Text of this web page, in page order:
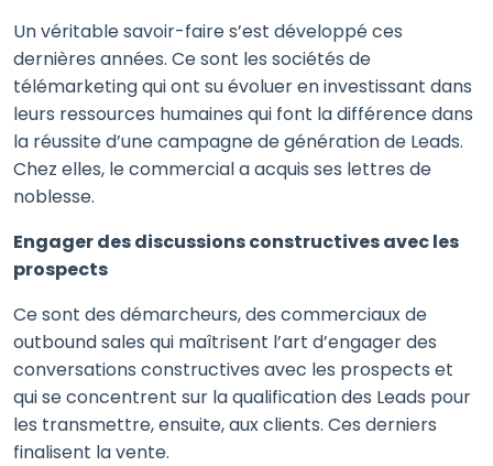
Un véritable savoir-faire s’est développé ces
dernières années. Ce sont les sociétés de
télémarketing qui ont su évoluer en investissant dans
leurs ressources humaines qui font la différence dans
la réussite d’une campagne de génération de Leads.
Chez elles, le commercial a acquis ses lettres de
noblesse.
Engager des discussions constructives avec les
prospects
Ce sont des démarcheurs, des commerciaux de
outbound sales qui maîtrisent l’art d’engager des
conversations constructives avec les prospects et
qui se concentrent sur la qualification des Leads pour
les transmettre, ensuite, aux clients. Ces derniers
finalisent la vente.